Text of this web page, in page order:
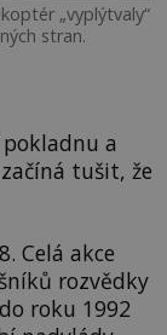
„vyplýtvaly“
stran.
a
tušit, že
Celá akce
rozvědky
roku 1992